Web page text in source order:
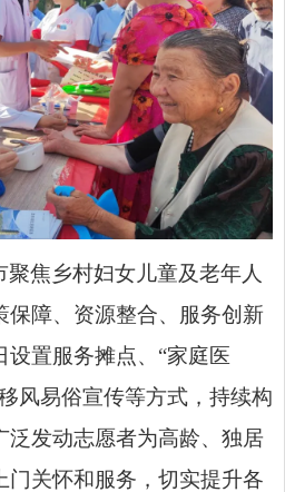
焦乡村妇女儿童及老年人
保障、资源整合、服务创新
设置服务摊点、“家庭医
风易俗宣传等方式，持续构
泛发动志愿者为高龄、独居
门关怀和服务，切实提升各